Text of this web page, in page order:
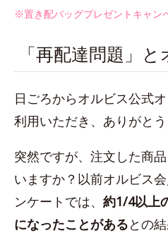
※置き配バッグプレゼントキャン
「再配達問題」
日ごろからオルビス公式
利用いただき、ありがとう
突然ですが、注文した商
いますか？以前オルビス
ンケートでは、 約1/4以上
になったことがあるとの